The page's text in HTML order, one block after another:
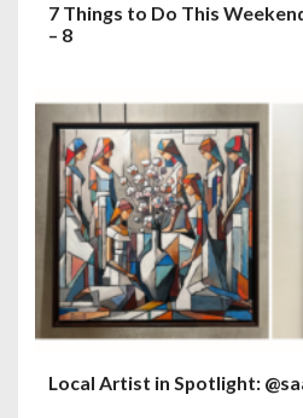
7 Things to Do This
– 8
Local Artist in Spotlight: